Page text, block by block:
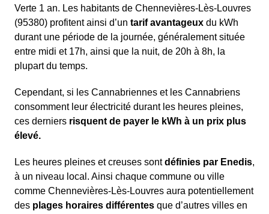
Verte 1 an. Les habitants de Chennevières-Lès-Louvres
(95380) profitent ainsi d’un tarif avantageux du kWh
durant une période de la journée, généralement située
entre midi et 17h, ainsi que la nuit, de 20h à 8h, la
plupart du temps.
Cependant, si les Cannabriennes et les Cannabriens
consomment leur électricité durant les heures pleines,
ces derniers risquent de payer le kWh à un prix plus
élevé.
Les heures pleines et creuses sontdéfinies par Enedis,
à un niveau local. Ainsi chaque commune ou ville
comme Chennevières-Lès-Louvres aura potentiellement
des plages horaires différentes que d’autres villes en